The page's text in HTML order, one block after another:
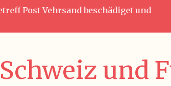
Post Vehrsand beschädiget und